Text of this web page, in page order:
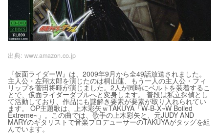
出典: www.amazon.co.jp
『仮面ライダーW』は、2009年9月から全49話放送されました。
主人公・左翔太郎を演じたのは桐山蓮、もう一人の主人公・フィ
リップを菅田将暉が演じました。2人が同時にベルトを装着するこ
とで、仮面ライダーダブルへと変身します。 普段は私立探偵とし
て活動しており、作品にも謎解き要素が要素が取り入れられてい
ます。 OP主題歌は、上木彩矢ｗTAKUYA「W-B-X~W Boiled
Extreme~」。この曲では、歌手の上木彩矢と、元JUDY AND
MARYのギタリストで音楽プロデューサーのTAKUYAがタッグを組
んでいます。